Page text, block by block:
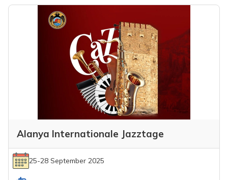
Alanya Internationale Jazztage
25-28 September 2025